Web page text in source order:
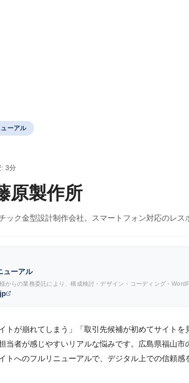
ーアル
3分
原製作所
ック金型設計制作会社。スマートフォン対応のレス
ューアル
からの業務委託により、構成検討・デザイン・コーディング・
トが崩れてしまう」「取引先候補が初めてサイト
当者が感じやすいリアルな悩みです。広島県福山
トへのフルリニューアルで、デジタル上での信頼感